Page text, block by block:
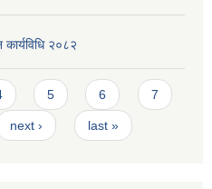
२०८२
5 6 7
next › last »